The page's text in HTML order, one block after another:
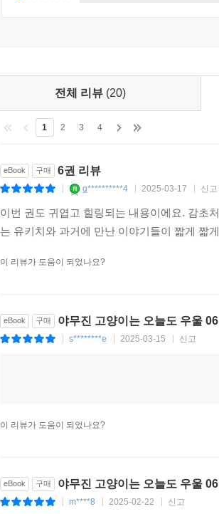
전체 리뷰 (20)
1 2 3 4
eBook 구매 6권 리뷰
g**********4 2025-03-17 신고
이번 권도 귀엽고 힐링되는 내용이에요. 감초
는 유키치와 과거에 만난 이야기들이 짧게 짧
이 리뷰가 도움이 되었나요?
eBook 구매 야무진 고양이는 오늘도 우울
s********e 2025-03-15 신고
이 리뷰가 도움이 되었나요?
eBook 구매 야무진 고양이는 오늘도 우울
m****8 2025-02-22 신고